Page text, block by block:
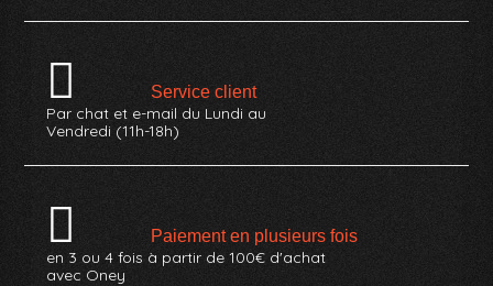
Service client
Par chat et e-mail du Lundi au
Vendredi (11h-18h)
Paiement en plusieurs fois
en 3 ou 4 fois à partir de 100€ d'achat
avec Oney